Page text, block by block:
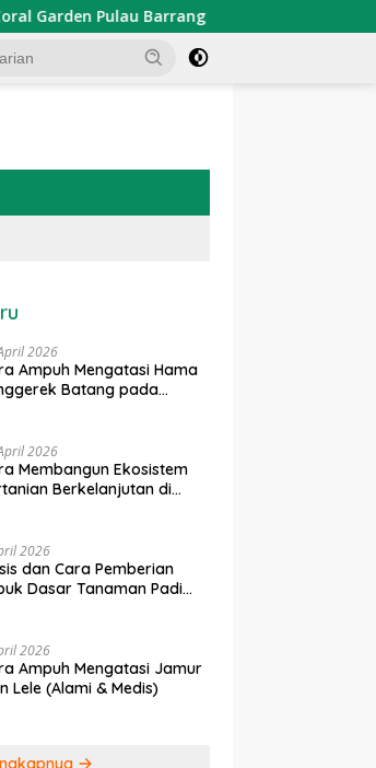
Pulau Barrang Caddi
Ekonomi Sumber Daya Lahan:
2026
Ampuh Mengatasi Hama
Batang pada
2026
Membangun Ekosistem
Berkelanjutan di
2026
dan Cara Pemberian
Dasar Tanaman Padi
2026
Ampuh Mengatasi Jamur
Lele (Alami & Medis)